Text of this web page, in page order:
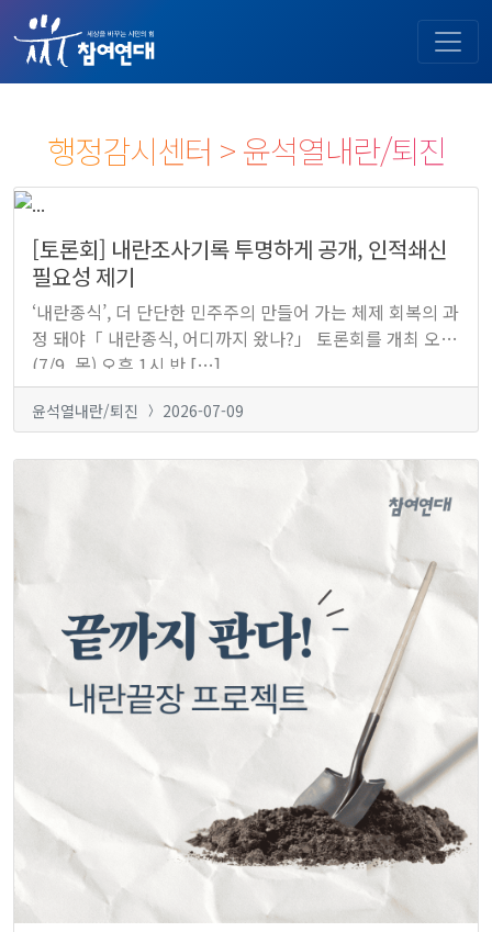
행정감시센터 > 윤석열내란/퇴진
[토론회] 내란조사기록 투명하게 공개, 인적쇄신
필요성 제기
‘내란종식’, 더 단단한 민주주의 만들어 가는 체제 회복의 과
정 돼야「 내란종식, 어디까지 왔나?」 토론회를 개최 오늘
(7/9, 목) 오후 1시 반 […]
윤석열내란/퇴진 2026-07-09